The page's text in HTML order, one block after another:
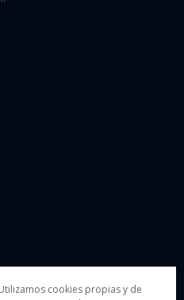
cookies propias y de